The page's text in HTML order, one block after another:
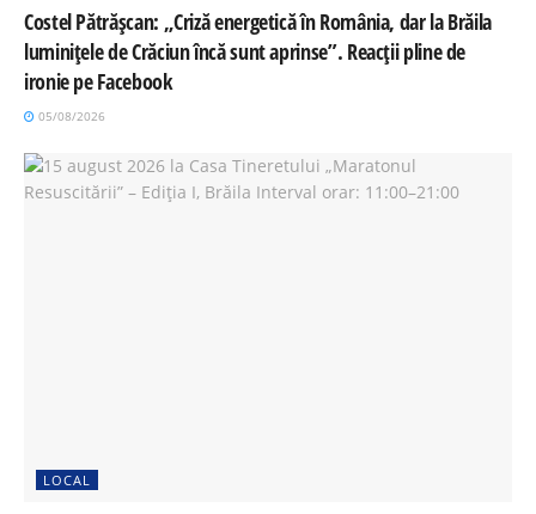
Costel Pătrășcan: „Criză energetică în România, dar la Brăila
luminițele de Crăciun încă sunt aprinse”. Reacții pline de
ironie pe Facebook
05/08/2026
LOCAL